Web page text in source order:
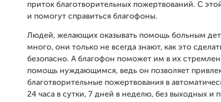
приток благотворительных пожертвований. С
и помогут справиться благофоны.
Людей, желающих оказывать помощь больным
много, они только не всегда знают, как это
безопасно. А благофон поможет им в их
помощь нуждающимся, ведь он позволяет
благотворительные пожертвования в
24 часа в сутки, 7 дней в неделю, без выходных и